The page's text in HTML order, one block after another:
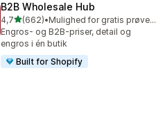
B2B Wholesale Hub
4,7ud af 5 stjerner
(662)
662 anmeldelser i alt
•
Mulighed for gratis prøveperiode
Engros- og B2B-priser, detail og
engros i én butik
Built for Shopify